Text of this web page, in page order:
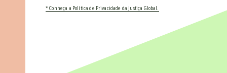
* Conheça a Política de Privacidade da Justiça Global.